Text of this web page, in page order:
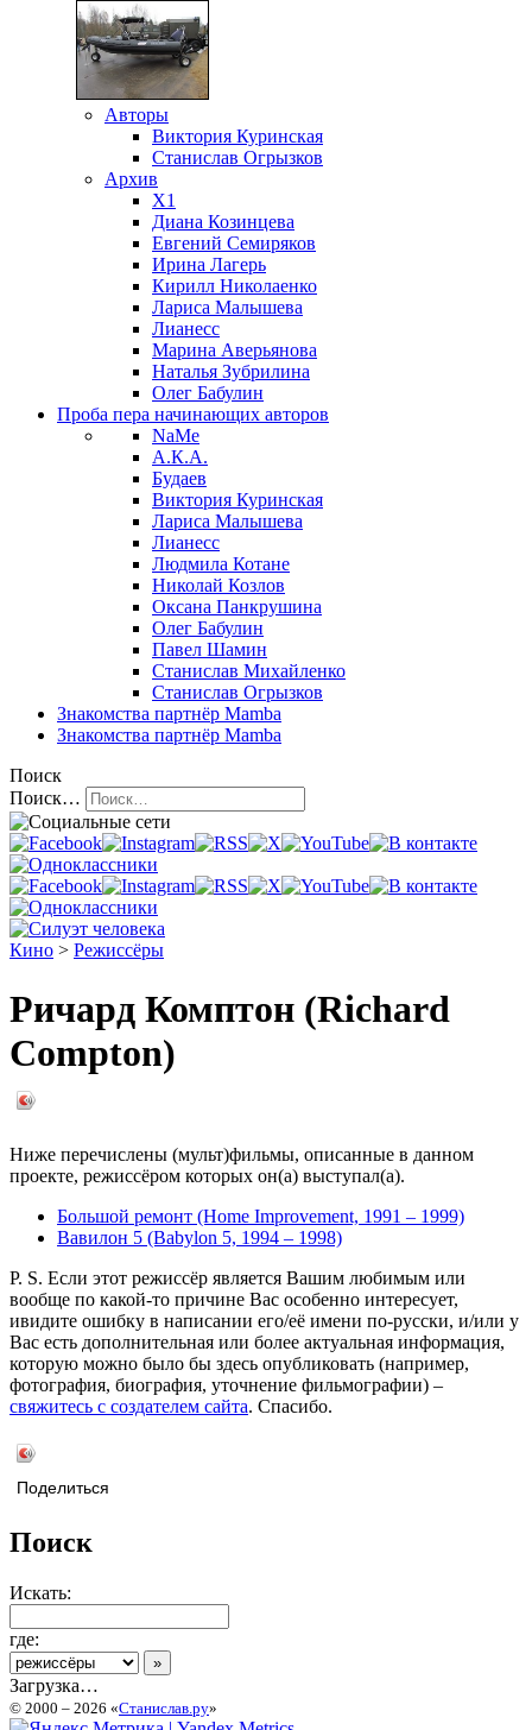
Авторы
Виктория Куринская
Станислав Огрызков
Архив
X1
Диана Козинцева
Евгений Семиряков
Ирина Лагерь
Кирилл Николаенко
Лариса Малышева
Лианесс
Марина Аверьянова
Наталья Зубрилина
Олег Бабулин
Проба пера начинающих авторов
NaMe
А.К.А.
Будаев
Виктория Куринская
Лариса Малышева
Лианесс
Людмила Котане
Николай Козлов
Оксана Панкрушина
Олег Бабулин
Павел Шамин
Станислав Михайленко
Станислав Огрызков
Знакомства партнёр Mamba
Знакомства партнёр Mamba
Поиск
Поиск…
Кино > Режиссёры
Ричард Комптон (Richard
Compton)
Ниже перечислены (мульт)фильмы, описанные в данном
проекте, режиссёром которых он(а) выступал(а).
Большой ремонт (Home Improvement, 1991 – 1999)
Вавилон 5 (Babylon 5, 1994 – 1998)
P. S. Если этот режиссёр является Вашим любимым или
вообще по какой-то причине Вас особенно интересует,
ивидите ошибку в написании его/её имени по-русски, и/или у
Вас есть дополнительная или более актуальная информация,
которую можно было бы здесь опубликовать (например,
фотография, биография, уточнение фильмографии) –
свяжитесь с создателем сайта. Спасибо.
Поделиться
Поиск
Искать:
где:
Загрузка…
© 2000 – 2026 «Станислав.ру»